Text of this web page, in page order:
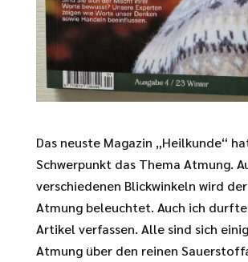
Das neuste Magazin „Heilkunde“
Schwerpunkt das Thema Atmung.
verschiedenen Blickwinkeln wird
Atmung beleuchtet. Auch ich
Artikel verfassen. Alle sind sich
Atmung über den reinen